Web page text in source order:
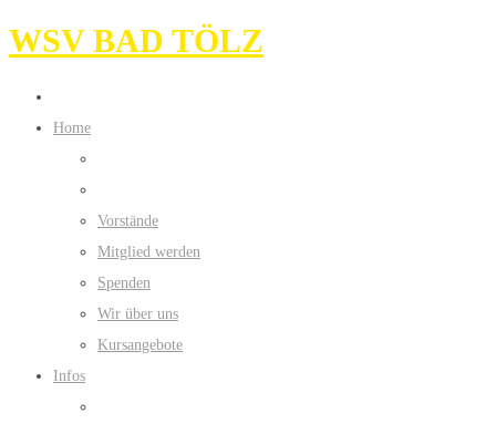
WSV BAD TÖLZ
Home
Vorstände
Mitglied werden
Spenden
Wir über uns
Kursangebote
Infos